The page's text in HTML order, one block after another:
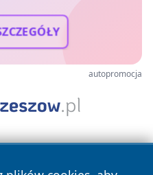
autopromocja